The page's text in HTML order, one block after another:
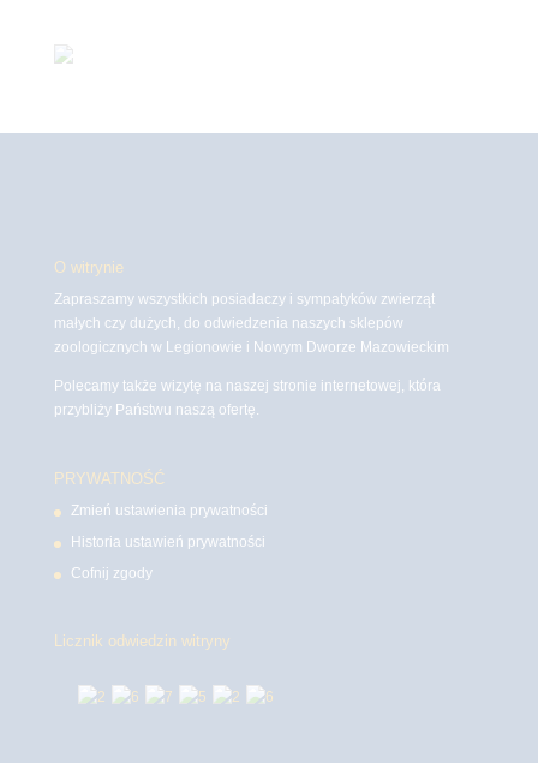
O witrynie
Zapraszamy wszystkich posiadaczy i sympatyków zwierząt
małych czy dużych, do odwiedzenia naszych sklepów
zoologicznych w Legionowie i Nowym Dworze Mazowieckim
Polecamy także wizytę na naszej stronie internetowej, która
przybliży Państwu naszą ofertę.
PRYWATNOŚĆ
Zmień ustawienia prywatności
Historia ustawień prywatności
Cofnij zgody
Licznik odwiedzin witryny